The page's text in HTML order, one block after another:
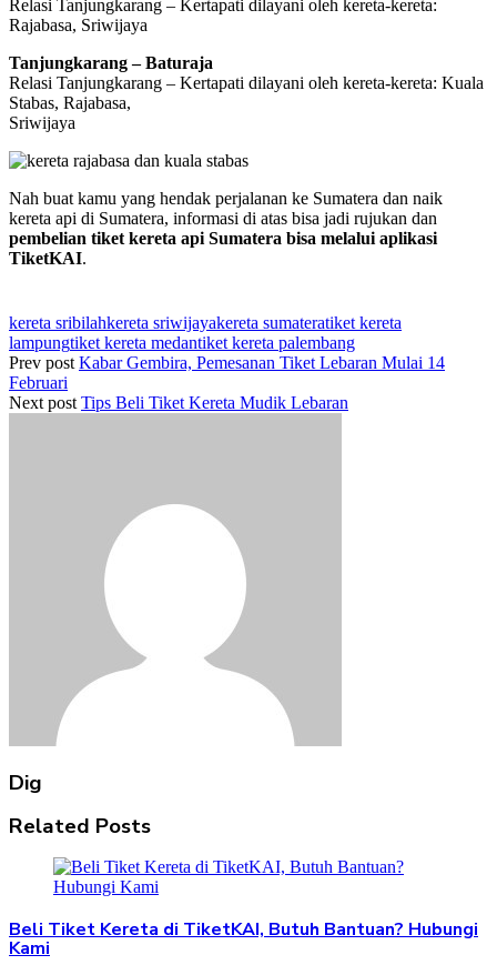
Relasi Tanjungkarang – Kertapati dilayani oleh kereta-kereta:
Rajabasa, Sriwijaya
Tanjungkarang – Baturaja
Relasi Tanjungkarang – Kertapati dilayani oleh kereta-kereta: Kuala
Stabas, Rajabasa,
Sriwijaya
Nah buat kamu yang hendak perjalanan ke Sumatera dan naik
kereta api di Sumatera, informasi di atas bisa jadi rujukan dan
pembelian tiket kereta api Sumatera bisa melalui aplikasi
TiketKAI.
kereta sribilahkereta sriwijayakereta sumateratiket kereta
lampungtiket kereta medantiket kereta palembang
Prev post Kabar Gembira, Pemesanan Tiket Lebaran Mulai 14
Februari
Next post Tips Beli Tiket Kereta Mudik Lebaran
Dig
Related Posts
Beli Tiket Kereta di TiketKAI, Butuh Bantuan? Hubungi
Kami